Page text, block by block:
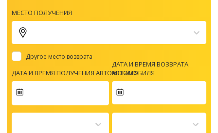
МЕСТО ПОЛУЧЕНИЯ
Другое место возврата
ДАТА И ВРЕМЯ ПОЛУЧЕНИЯ АВТОМОБИЛЯ
forward
ДАТА И ВРЕМЯ ВОЗВРАТА
АВТОМОБИЛЯ